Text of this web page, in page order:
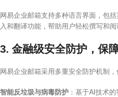
网易企业邮箱支持多种语言界面，包
入和翻译功能，帮助用户轻松撰写和
3. 金融级安全防护，保
网易企业邮箱采用多重安全防护机制
智能反垃圾与病毒防护 ：基于AI技术